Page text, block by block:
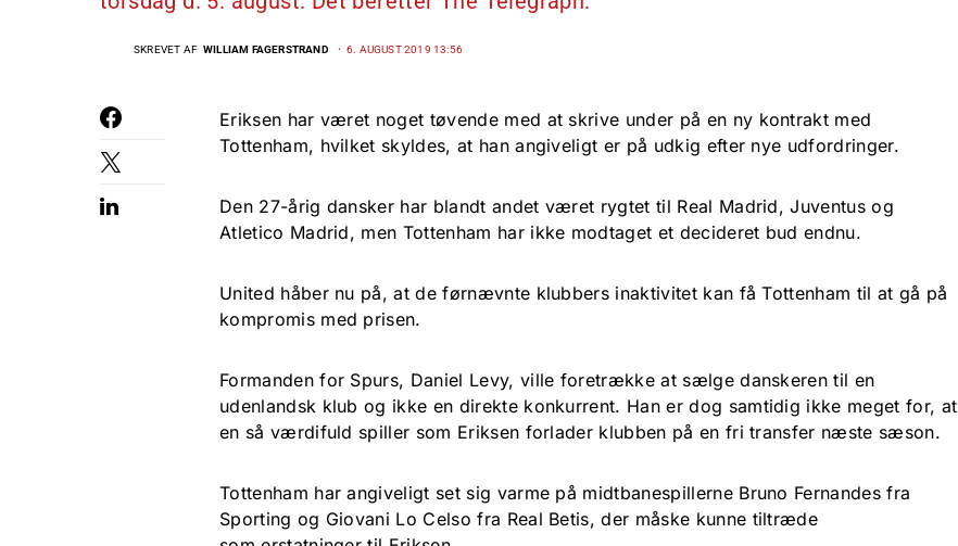
SKREVET AF WILLIAM FAGERSTRAND 6. AUGUST 2019 13:56
Eriksen har været noget tøvende med at skrive under på en ny kontrakt med
Tottenham, hvilket skyldes, at han angiveligt er på udkig efter nye udfordringer.
Den 27-årig dansker har blandt andet været rygtet til Real Madrid, Juventus og
Atletico Madrid, men Tottenham har ikke modtaget et decideret bud endnu.
United håber nu på, at de førnævnte klubbers inaktivitet kan få Tottenham til at gå på
kompromis med prisen.
Formanden for Spurs, Daniel Levy, ville foretrække at sælge danskeren til en
udenlandsk klub og ikke en direkte konkurrent. Han er dog samtidig ikke meget for, at
en så værdifuld spiller som Eriksen forlader klubben på en fri transfer næste sæson.
Tottenham har angiveligt set sig varme på midtbanespillerne Bruno Fernandes fra
Sporting og Giovani Lo Celso fra Real Betis, der måske kunne tiltræde